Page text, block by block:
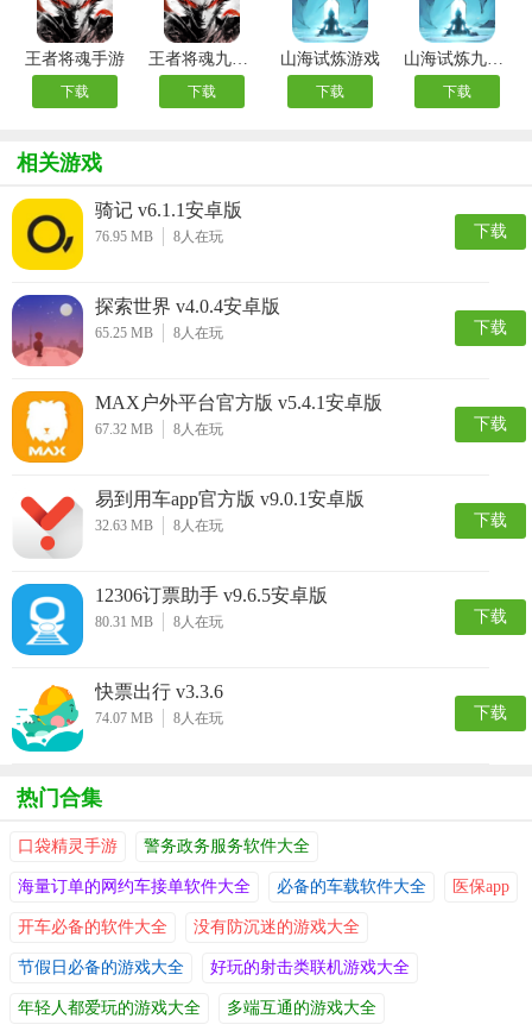
王者将魂手游
下载
王者将魂九游版
下载
山海试炼游戏
下载
山海试炼九游版
下载
相关游戏
骑记 v6.1.1安卓版
76.95 MB 8人在玩 下载
探索世界 v4.0.4安卓版
65.25 MB 8人在玩 下载
MAX户外平台官方版 v5.4.1安卓版
67.32 MB 8人在玩 下载
易到用车app官方版 v9.0.1安卓版
32.63 MB 8人在玩 下载
12306订票助手 v9.6.5安卓版
80.31 MB 8人在玩 下载
快票出行 v3.3.6
74.07 MB 8人在玩 下载
热门合集
口袋精灵手游 警务政务服务软件大全
海量订单的网约车接单软件大全 必备的车载软件大全 医保app
开车必备的软件大全 没有防沉迷的游戏大全
节假日必备的游戏大全 好玩的射击类联机游戏大全
年轻人都爱玩的游戏大全 多端互通的游戏大全